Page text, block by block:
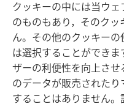
クッキーの中には当ウ
のものもあり，そのク
ん。その他のクッキー
は選択することができ
ザーの利便性を向上さ
のデータが販売された
することはありません。
ください。
このウェブサイトの利用は，当サイ
画面表示の設定